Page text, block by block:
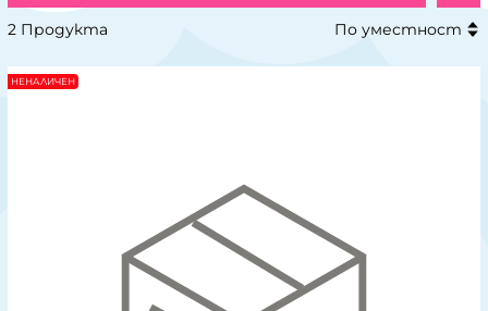
2 Продукта По уместност
НЕНАЛИЧЕН